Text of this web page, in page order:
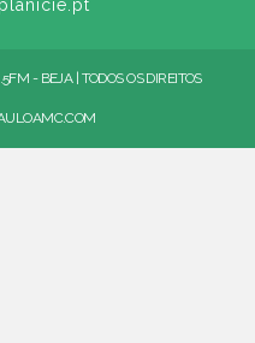
- BEJA | TODOS OS DIREITOS